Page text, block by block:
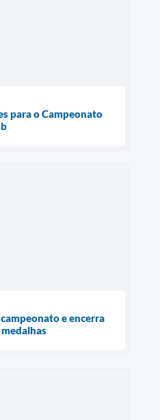
para o Campeonato
e encerra